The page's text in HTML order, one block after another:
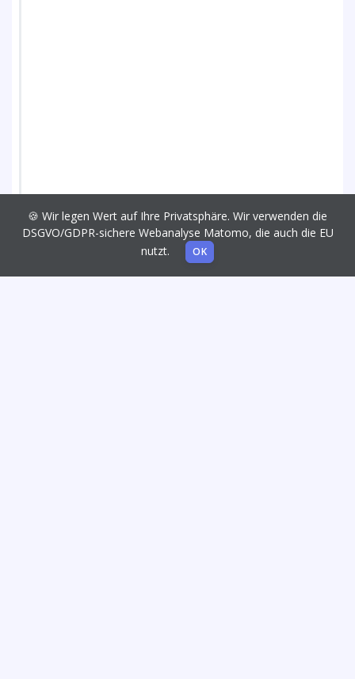
🍪 Wir legen Wert auf Ihre Privatsphäre. Wir verwenden die
DSGVO/GDPR-sichere Webanalyse Matomo, die auch die EU
nutzt.
OK